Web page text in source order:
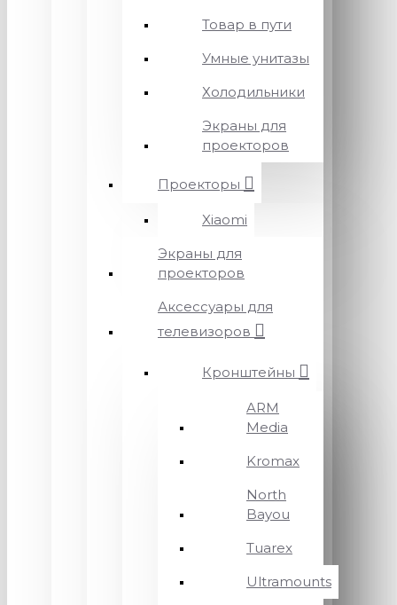
Товар в пути
Умные унитазы
Холодильники
Экраны для
проекторов
Проекторы
Xiaomi
Экраны для
проекторов
Аксессуары для
телевизоров
Кронштейны
ARM
Media
Kromax
North
Bayou
Tuarex
Ultramounts